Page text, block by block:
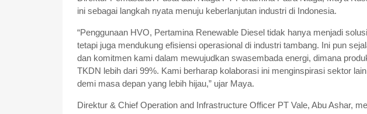
ini sebagai langkah nyata menuju keberlanjutan industri di Indonesia.
“Penggunaan HVO, Pertamina Renewable Diesel tidak hanya menjadi
tetapi juga mendukung efisiensi operasional di industri tambang. Ini pun
dan komitmen kami dalam mewujudkan swasembada energi, dimana
TKDN lebih dari 99%. Kami berharap kolaborasi ini menginspirasi sektor
demi masa depan yang lebih hijau,” ujar Maya.
Direktur & Chief Operation and Infrastructure Officer PT Vale, Abu Ashar,